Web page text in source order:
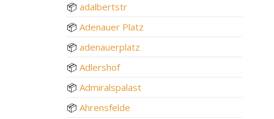
📦 adalbertstr
📦 Adenauer Platz
📦 adenauerplatz
📦 Adlershof
📦 Admiralspalast
📦 Ahrensfelde